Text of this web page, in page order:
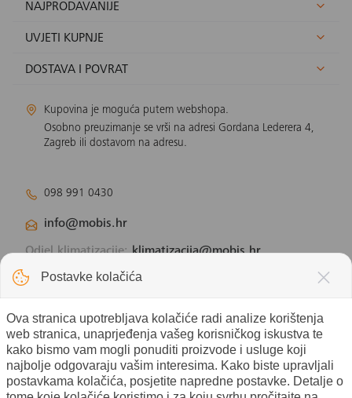
NAJPRODAVANIJE
UVJETI KUPNJE
DOSTAVA I POVRAT
Kupovina je moguća putem webshopa.
Osobno preuzimanje se vrši na adresi Gordana Lederera 4,
Zagreb ili dostavom na adresu.
098 991 0430
info@mobis.hr
Odjel klimatizacije:klimatizacija@mobis.hr
Odjel solarnih panela:
Postavke kolačića
Ova stranica upotrebljava kolačiće radi analize korištenja
web stranica, unaprjeđenja vašeg korisničkog iskustva te
kako bismo vam mogli ponuditi proizvode i usluge koji
najbolje odgovaraju vašim interesima. Kako biste upravljali
postavkama kolačića, posjetite napredne postavke. Detalje o